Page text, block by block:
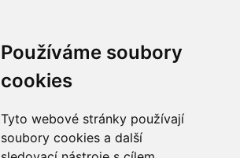
Používáme soubory
cookies
Tyto webové stránky používají
soubory cookies a další
Načíst další